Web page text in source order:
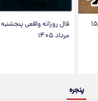
فال قهوه روزانه پنجشنبه ۱۵
مرداد ۱۴۰۵
پنجره